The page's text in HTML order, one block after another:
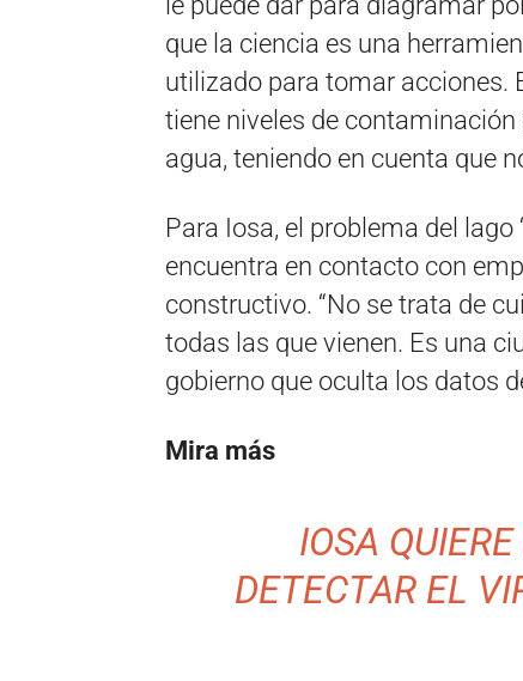
que la ciencia es una
utilizado para tomar acciones.
tiene niveles de contaminación
agua, teniendo en cuenta que
Para Iosa, el problema del lago
encuentra en contacto con
constructivo. “No se trata de
todas las que vienen. Es una
gobierno que oculta los datos
Mira más
IOSA
DETECTAR EL